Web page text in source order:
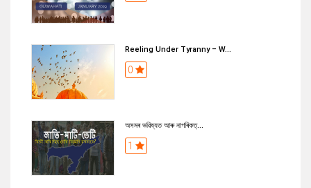
Reeling Under Tyranny – W...
0
অসমৰ ভৱিষ্যত আৰু নাগৰিকত্...
1